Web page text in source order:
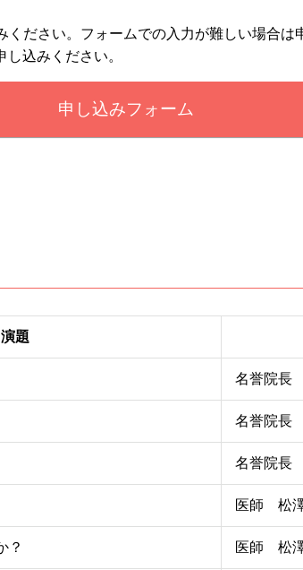
ください。フォームでの入力が難しい場合は
込みください。
申し込みフォーム
演題
名誉院長
名誉院長
名誉院長
医師 松
？ 医師 松